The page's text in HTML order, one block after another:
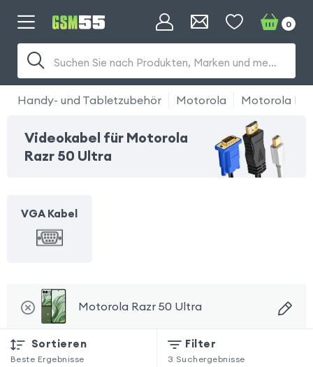
Suchen Sie nach Produkten, Marken und mehr...
0
Handy- und Tabletzubehör Motorola Motorola
Videokabel für Motorola
Razr 50 Ultra
VGA Kabel
Motorola Razr 50 Ultra
Sortieren
Beste Ergebnisse
Filter
3 Suchergebnisse